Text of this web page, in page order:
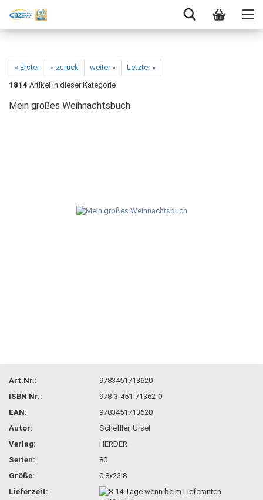
« Erster « zurück weiter »
Letzter »
1814 Artikel in dieser Kategorie
Mein großes Weihnachtsbuch
Art.Nr.:
9783451713620
ISBN Nr.:
978-3-451-71362-0
EAN:
9783451713620
Autor:
Scheffler, Ursel
Verlag:
HERDER
Seiten:
80
Größe:
0,8x23,8
Lieferzeit: